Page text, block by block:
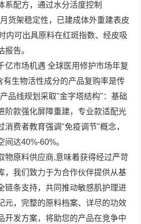
系配方，通过水分活度控制
货架稳定性，已建成体外重建表皮
内可出具原料在红斑指数、经皮吸
报告。
亿市场机遇 全球医用修护市场年复
有生物活性成分的产品复购率是传
品线规划采取"金字塔结构"：基础
阶款强化屏障重建，专业款适配光
消费者教育强调"免疫调节"概念，
间达40%-60%。
物原料供应商,意味着获得经过严苛
，我们致力于为合作伙伴提供从基
链条支持，共同推动敏感肌护理进
元，完整的原料档案、详尽的功效
开发方案，将助您的产品在竞争中